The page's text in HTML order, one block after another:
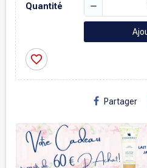
Quantité remove
favorite_border
Partager